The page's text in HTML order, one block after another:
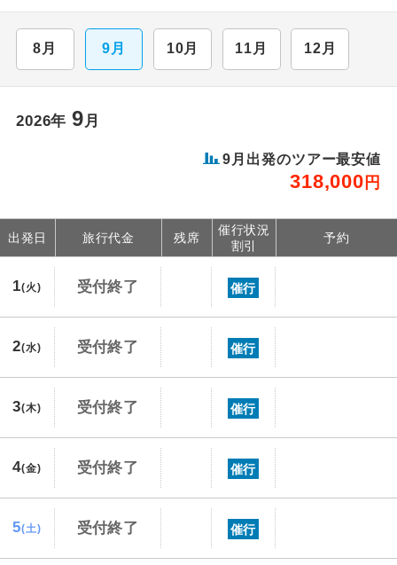
8月 9月 10月 11月 12月
2026年 9月
9月出発のツアー最安値
318,000 円
出発日 旅行代金 残席
催行状況
割引
予約
1(火) 受付終了 催行
2(水) 受付終了 催行
3(木) 受付終了 催行
4(金) 受付終了 催行
5(土) 受付終了 催行